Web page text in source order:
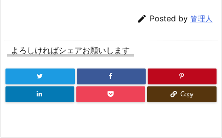
 Posted by 管理人
よろしければシェアお願いします
Copy